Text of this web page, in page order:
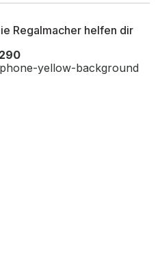
Bodenbefestigung
Regalmacher helfen dir